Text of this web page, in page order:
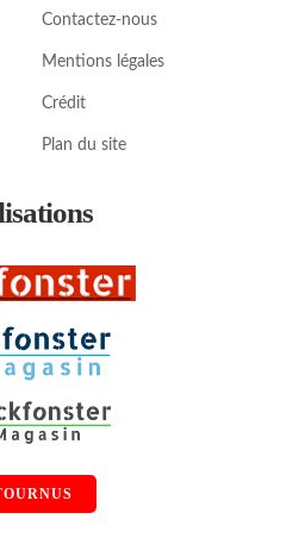
Contactez-nous
Mentions légales
Crédit
Plan du site